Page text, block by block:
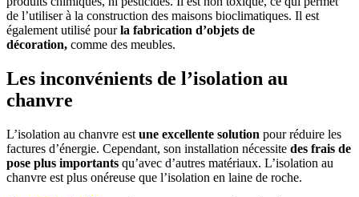
de l’utiliser à la construction des maisons bioclimatiques. Il est
également utilisé pourla fabrication d’objets de
décoration, comme des meubles.
Les inconvénients de l’isolation au
chanvre
L’isolation au chanvre est une excellente solution pour réduire les
factures d’énergie. Cependant, son installation nécessite des frais de
pose plus importants qu’avec d’autres matériaux. L’isolation au
chanvre est plus onéreuse que l’isolation en laine de roche.